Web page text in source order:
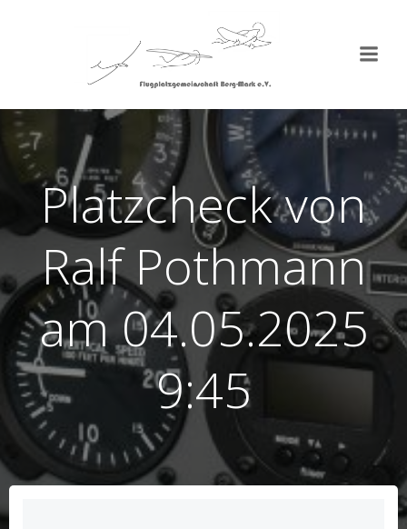
Inhalt
springen
Platzcheck von
Ralf Pothmann
am 04.05.2025
9:45